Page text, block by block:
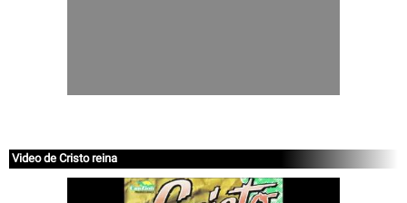
Video de Cristo reina